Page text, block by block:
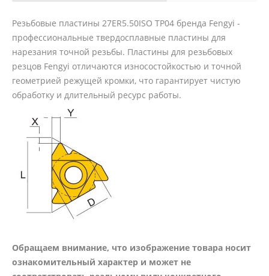
Резьбовые пластины 27ER5.50ISO TP04 бренда Fengyi -
профессиональные твердосплавные пластины для
нарезания точной резьбы. Пластины для резьбовых
резцов Fengyi отличаются износостойкостью и точной
геометрией режущей кромки, что гарантирует чистую
обработку и длительный ресурс работы.
Обращаем внимание, что изображение товара носит
ознакомительный характер и может не